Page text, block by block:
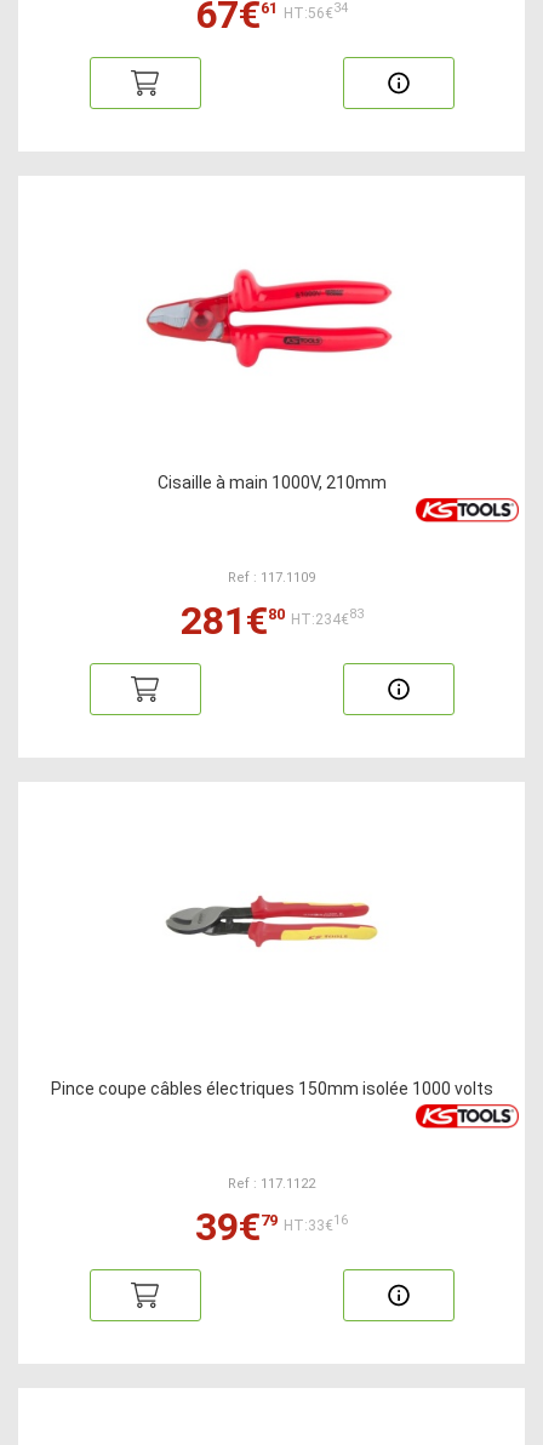
67€61 HT:56€34
Cisaille à main 1000V, 210mm
Ref : 117.1109
281€80 HT:234€83
Pince coupe câbles électriques 150mm isolée 1000 volts
Ref : 117.1122
39€79 HT:33€16